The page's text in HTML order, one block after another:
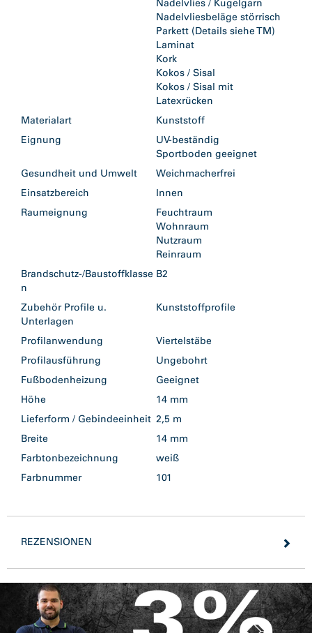
Nadelvlies / Kugelgarn
Nadelvliesbeläge störrisch
Parkett (Details siehe TM)
Laminat
Kork
Kokos / Sisal
Kokos / Sisal mit
Latexrücken
Materialart
Kunststoff
Eignung
UV-beständig
Sportboden geeignet
Gesundheit und Umwelt
Weichmacherfrei
Einsatzbereich
Innen
Raumeignung
Feuchtraum
Wohnraum
Nutzraum
Reinraum
Brandschutz-/Baustoffklasse
n
B2
Zubehör Profile u.
Unterlagen
Kunststoffprofile
Profilanwendung
Viertelstäbe
Profilausführung
Ungebohrt
Fußbodenheizung
Geeignet
Höhe
14 mm
Lieferform / Gebindeeinheit 2,5 m
Breite
14 mm
Farbtonbezeichnung
weiß
Farbnummer
101
REZENSIONEN